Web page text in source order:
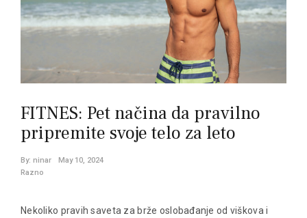
FITNES: Pet načina da pravilno
pripremite svoje telo za leto
By: ninar
May 10, 2024
Razno
Nekoliko pravih saveta za brže oslobađanje od viškova i